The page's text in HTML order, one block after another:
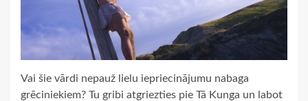
Vai šie vārdi nepauž lielu iepriecinājumu nabaga
grēciniekiem? Tu gribi atgriezties pie Tā Kunga un labot